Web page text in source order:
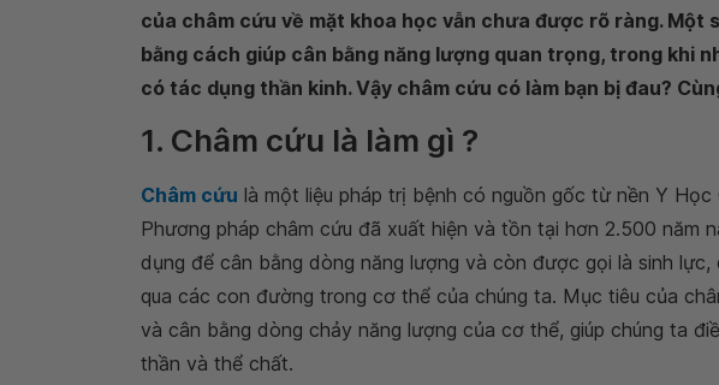
của châm cứu về mặt khoa học vẫn chưa được rõ ràng. Một
bằng cách giúp cân bằng năng lượng quan trọng, trong khi
có tác dụng thần kinh. Vậy châm cứu có làm bạn bị đau?
1. Châm cứu là làm gì ?
Châm cứu là một liệu pháp trị bệnh có nguồn gốc từ nền Y Học
Phương pháp châm cứu đã xuất hiện và tồn tại hơn 2.500 năm
dụng để cân bằng dòng năng lượng và còn được gọi là sinh
qua các con đường trong cơ thể của chúng ta. Mục tiêu của
và cân bằng dòng chảy năng lượng của cơ thể, giúp chúng ta
thần và thể chất.